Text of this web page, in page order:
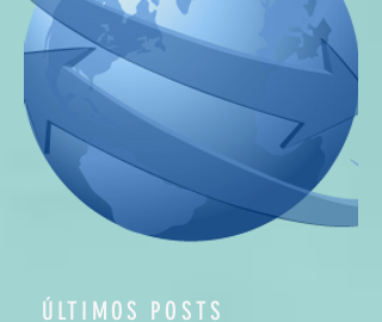
del DF [IMDF] (2014), señalan que
también puede comprenderse
como la gestión del bienestar
propio y ajeno, reflejada en
prácticas cot